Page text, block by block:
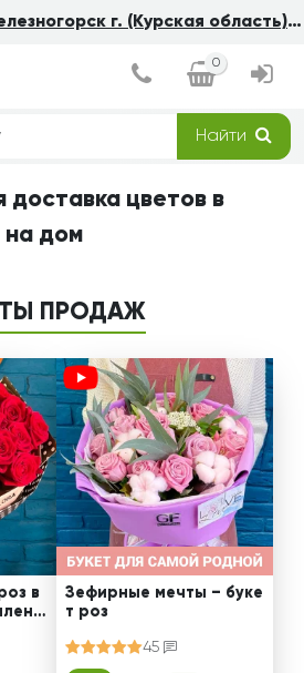
Железногорск г. (Курская область)
0
Найти
доставка цветов в
на дом
ПРОДАЖ
в
Зефирные мечты – буке
т роз
45